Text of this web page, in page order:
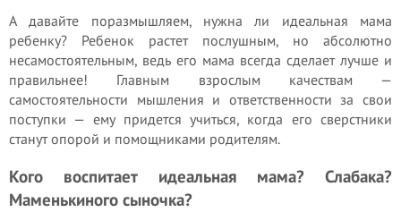
А давайте поразмышляем, нужна ли идеальная мама
ребенку? Ребенок растет послушным, но абсолютно
несамостоятельным, ведь его мама всегда сделает лучше и
правильнее! Главным взрослым качествам —
самостоятельности мышления и ответственности за свои
поступки — ему придется учиться, когда его сверстники
станут опорой и помощниками родителям.
Кого воспитает идеальная мама? Слабака?
Маменькиного сыночка?